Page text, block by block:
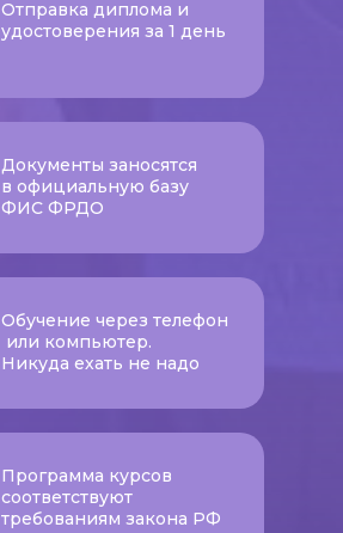
Отправка диплома и
удостоверения за 1 день
Документы заносятся
в официальную базу
ФИС ФРДО
Обучение через телефон
или компьютер.
Никуда ехать не надо
Программа курсов
соответствуют
требованиям закона РФ